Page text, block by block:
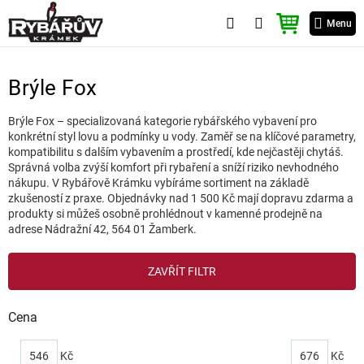
na
obsah
Menu
NÁKUPNÍ
KOŠÍK
Brýle Fox
Brýle Fox – specializovaná kategorie rybářského vybavení pro
konkrétní styl lovu a podmínky u vody. Zaměř se na klíčové parametry,
kompatibilitu s dalším vybavením a prostředí, kde nejčastěji chytáš.
Správná volba zvýší komfort při rybaření a sníží riziko nevhodného
nákupu. V Rybářově Krámku vybíráme sortiment na základě
zkušeností z praxe. Objednávky nad 1 500 Kč mají dopravu zdarma a
produkty si můžeš osobně prohlédnout v kamenné prodejně na
adrese Nádražní 42, 564 01 Žamberk.
ZAVŘÍT FILTR
Cena
546 Kč 676 Kč
V
p
i